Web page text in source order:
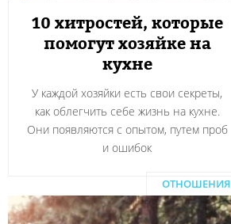
10 хитростей, которые
помогут хозяйке на
кухне
У каждой хозяйки есть свои секреты,
как облегчить себе жизнь на кухне.
Они появляются с опытом, путем проб
и ошибок
ОТНОШЕНИЯ